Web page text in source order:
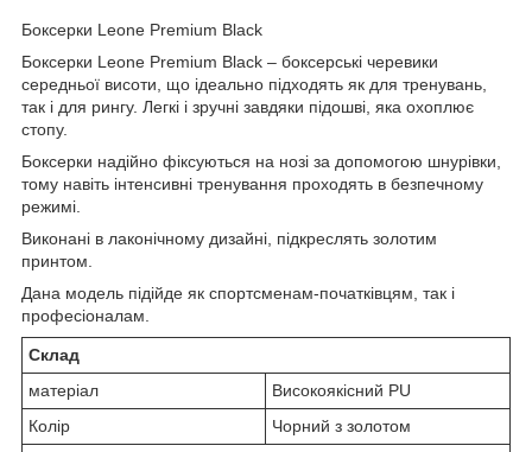
Боксерки Leone Premium Black
Боксерки Leone Premium Black – боксерські черевики
середньої висоти, що ідеально підходять як для тренувань,
так і для рингу. Легкі і зручні завдяки підошві, яка охоплює
стопу.
Боксерки надійно фіксуються на нозі за допомогою шнурівки,
тому навіть інтенсивні тренування проходять в безпечному
режимі.
Виконані в лаконічному дизайні, підкреслять золотим
принтом.
Дана модель підійде як спортсменам-початківцям, так і
професіоналам.
Склад
матеріал
Високоякісний PU
Колір
Чорний з золотом